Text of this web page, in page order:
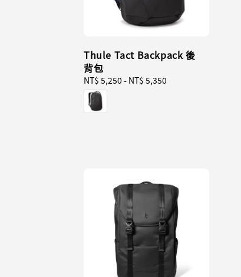
Thule Tact Backpack 後
背包
Regular
price
NT$ 5,250 - NT$ 5,350